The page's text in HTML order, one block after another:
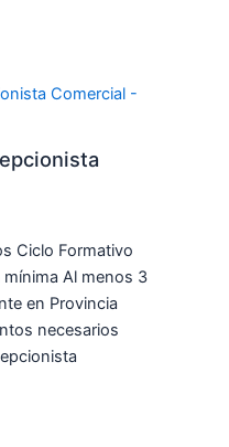
Ciclo Formativo
mínima Al menos 3
en Provincia
necesarios